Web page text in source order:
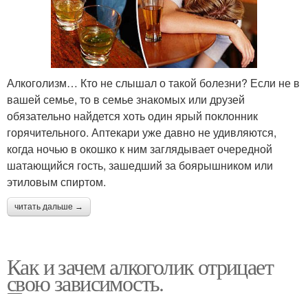
Алкоголизм… Кто не слышал о такой болезни? Если не в
вашей семье, то в семье знакомых или друзей
обязательно найдется хоть один ярый поклонник
горячительного. Аптекари уже давно не удивляются,
когда ночью в окошко к ним заглядывает очередной
шатающийся гость, зашедший за боярышником или
этиловым спиртом.
читать дальше →
Как и зачем алкоголик отрицает
свою зависимость.